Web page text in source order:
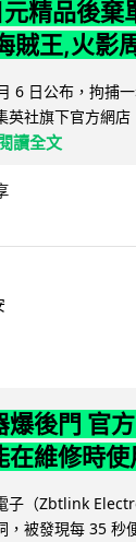
精品後棄
賊王,火影
6 日公布，拘捕
英社旗下官方網店
閱讀全文
爆後門 官
維修時使
子（Zbtlink
，被發現每 35 秒